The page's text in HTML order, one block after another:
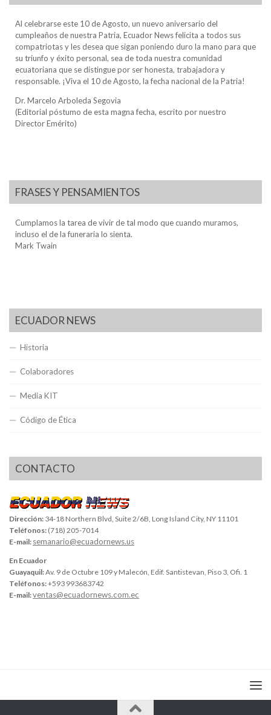
Al celebrarse este 10 de Agosto, un nuevo aniversario del
cumpleaños de nuestra Patria, Ecuador News felicita a todos sus
compatriotas y les desea que sigan poniendo duro la mano para que
su triunfo y éxito personal, sea de toda nuestra comunidad
ecuatoriana que se distingue por ser honesta, trabajadora y
responsable. ¡Viva el 10 de Agosto, la fecha nacional de la Patria!
Dr. Marcelo Arboleda Segovia
(Editorial póstumo de esta magna fecha, escrito por nuestro
Director Emérito)
FRASES Y PENSAMIENTOS
Cumplamos la tarea de vivir de tal modo que cuando muramos,
incluso el de la funeraria lo sienta.
Mark Twain
ECUADOR NEWS
Historia
Colaboradores
Media KIT
Código de Ética
CONTACTO
Dirección: 34-18 Northern Blvd, Suite 2/6B, Long Island City, NY 11101
Teléfonos: (718) 205-7014
E-mail: semanario@ecuadornews.us
En Ecuador
Guayaquil:Av. 9 de Octubre 109 y Malecón, Edif. Santistevan, Piso 3, Ofi. 1
Teléfonos:+593 993683742
E-mail:ventas@ecuadornews.com.ec